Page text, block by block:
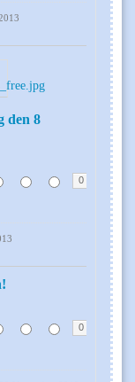
den 8
0
0